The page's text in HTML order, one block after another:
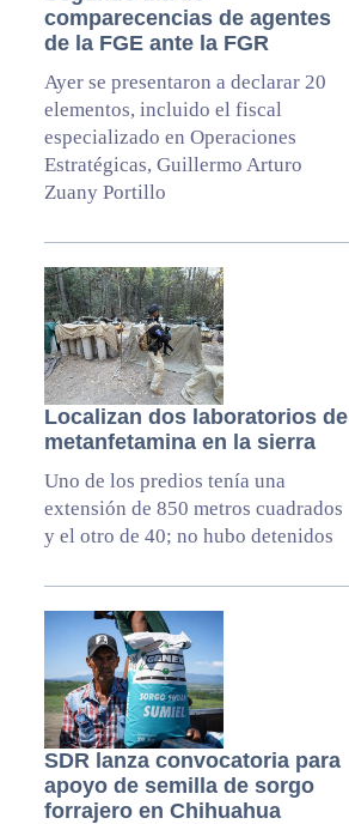
comparecencias de agentes
de la FGE ante la FGR
Ayer se presentaron a declarar 20
elementos, incluido el fiscal
especializado en Operaciones
Estratégicas, Guillermo Arturo
Zuany Portillo
Localizan dos laboratorios de
metanfetamina en la sierra
Uno de los predios tenía una
extensión de 850 metros cuadrados
y el otro de 40; no hubo detenidos
SDR lanza convocatoria para
apoyo de semilla de sorgo
forrajero en Chihuahua